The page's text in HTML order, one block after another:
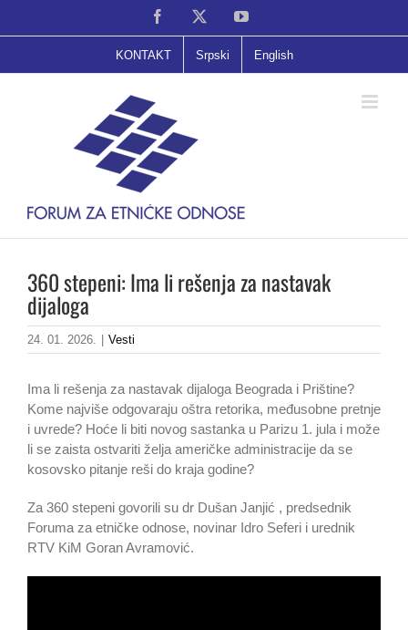
Facebook YouTube
KONTAKT Srpski English
360 stepeni: Ima li rešenja za nastavak
dijaloga
24. 01. 2026. Vesti
Ima li rešenja za nastavak dijaloga Beograda i Prištine?
Kome najviše odgovaraju oštra retorika, međusobne pretnje
i uvrede? Hoće li biti novog sastanka u Parizu 1. jula i može
li se zaista ostvariti želja američke administracije da se
kosovsko pitanje reši do kraja godine?
Za 360 stepeni govorili su dr Dušan Janjić , predsednik
Foruma za etničke odnose, novinar Idro Seferi i urednik
RTV KiM Goran Avramović.